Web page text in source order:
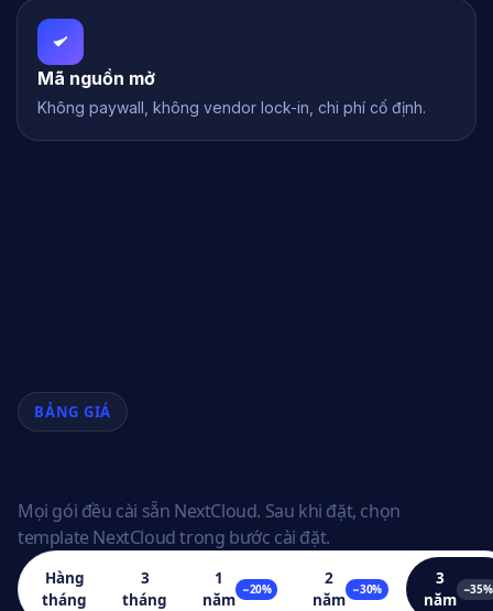
Mã nguồn mở
Không paywall, không vendor lock-in, chi phí cố định.
BẢNG GIÁ
Mọi gói đều cài sẵn NextCloud. Sau khi đặt, chọn
template NextCloud trong bước cài đặt.
Hàng
tháng
3
tháng
1
năm
−20%
2
năm
−30%
3
năm
−35%